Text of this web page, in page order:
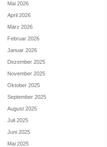
Mai 2026
April 2026
März 2026
Februar 2026
Januar 2026
Dezember 2025
November 2025
Oktober 2025
September 2025
August 2025
Juli 2025
Juni 2025
Mai 2025